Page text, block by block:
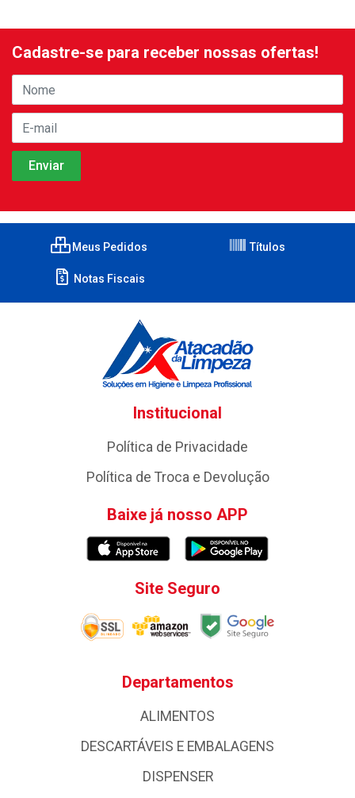
Cadastre-se para receber nossas ofertas!
Meus Pedidos Títulos
Notas Fiscais
Institucional
Política de Privacidade
Política de Troca e Devolução
Baixe já nosso APP
Site Seguro
Departamentos
ALIMENTOS
DESCARTÁVEIS E EMBALAGENS
DISPENSER